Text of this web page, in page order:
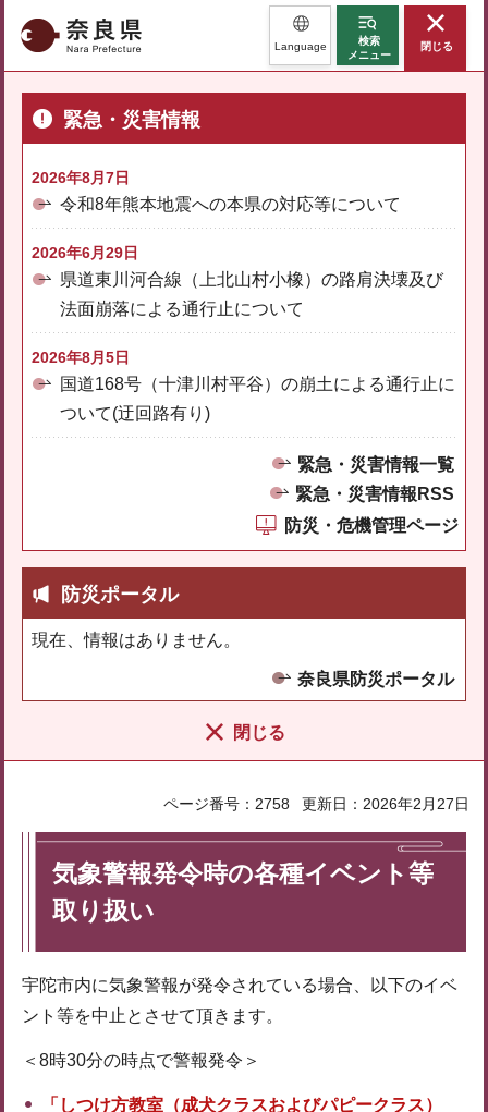
奈良県 Language
検索
メニュー
閉じる
緊急・災害情報
2026年8月7日
令和8年熊本地震への本県の対応等について
2026年6月29日
県道東川河合線（上北山村小橡）の路肩決壊及び
法面崩落による通行止について
2026年8月5日
国道168号（十津川村平谷）の崩土による通行止に
ついて(迂回路有り)
緊急・災害情報一覧
緊急・災害情報RSS
防災・危機管理ページ
防災ポータル
現在、情報はありません。
奈良県防災ポータル
閉じる
ページ番号：2758 更新日：2026年2月27日
気象警報発令時の各種イベント等
取り扱い
宇陀市内に気象警報が発令されている場合、以下のイベ
ント等を中止とさせて頂きます。
＜8時30分の時点で警報発令＞
「しつけ方教室（成犬クラスおよびパピークラス）